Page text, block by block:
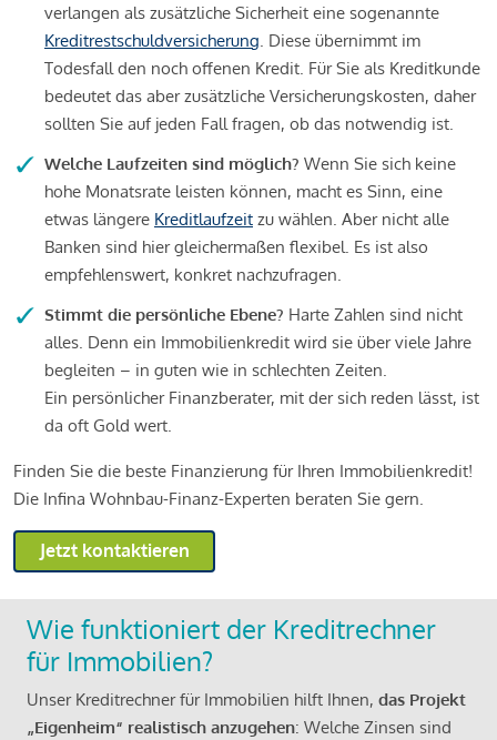
verlangen als zusätzliche Sicherheit eine sogenannte
Kreditrestschuldversicherung. Diese übernimmt im
Todesfall den noch offenen Kredit. Für Sie als Kreditkunde
bedeutet das aber zusätzliche Versicherungskosten, daher
sollten Sie auf jeden Fall fragen, ob das notwendig ist.
Welche Laufzeiten sind möglich? Wenn Sie sich keine
hohe Monatsrate leisten können, macht es Sinn, eine
etwas längere Kreditlaufzeit zu wählen. Aber nicht alle
Banken sind hier gleichermaßen flexibel. Es ist also
empfehlenswert, konkret nachzufragen.
Stimmt die persönliche Ebene? Harte Zahlen sind nicht
alles. Denn ein Immobilienkredit wird sie über viele Jahre
begleiten – in guten wie in schlechten Zeiten.
Ein persönlicher Finanzberater, mit der sich reden lässt, ist
da oft Gold wert.
Finden Sie die beste Finanzierung für Ihren Immobilienkredit!
Die Infina Wohnbau-Finanz-Experten beraten Sie gern.
Jetzt kontaktieren
Wie funktioniert der Kreditrechner
für Immobilien?
Unser Kreditrechner für Immobilien hilft Ihnen, das Projekt
„Eigenheim“ realistisch anzugehen: Welche Zinsen sind